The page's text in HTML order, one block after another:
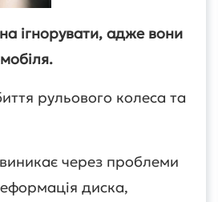
ігнорувати, адже вони
рульового колеса та
через проблеми
диска,